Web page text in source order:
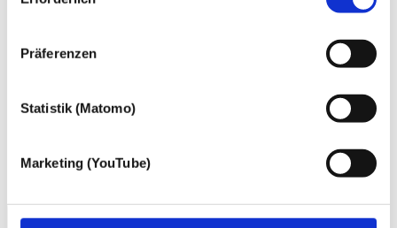
Präferenzen
Statistik (Matomo)
Marketing (YouTube)